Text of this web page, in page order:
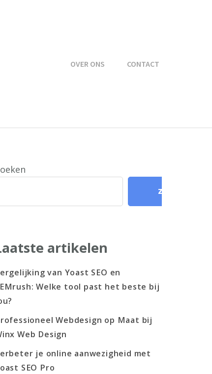
OVER ONS CONTACT
Zoeken
artikelen
van Yoast SEO en
Welke tool past het beste bij
Webdesign op Maat bij
Web Design
je online aanwezigheid met
SEO Pro